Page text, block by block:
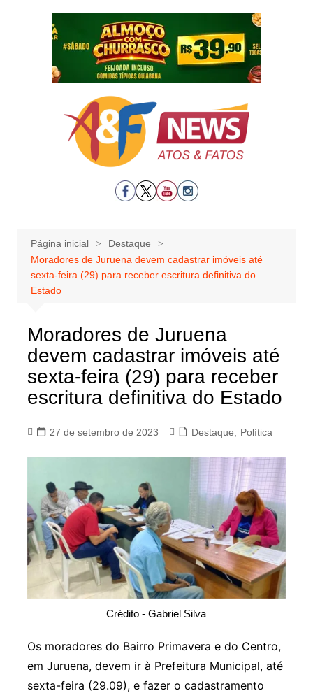
Página inicial
Destaque
Moradores de Juruena devem cadastrar imóveis até
sexta-feira (29) para receber escritura definitiva do
Estado
Moradores de Juruena
devem cadastrar imóveis até
sexta-feira (29) para receber
escritura definitiva do Estado
27 de setembro de 2023 Destaque Política
Crédito - Gabriel Silva
Os moradores do Bairro Primavera e do Centro,
em Juruena, devem ir à Prefeitura Municipal, até
sexta-feira (29.09), e fazer o cadastramento